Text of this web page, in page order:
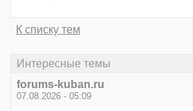
К списку тем
Интересные темы
forums-kuban.ru
07.08.2026 - 05:09